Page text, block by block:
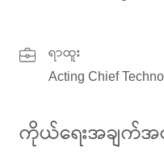
ရာထူး
Acting Chief
ကိုယ်ရေးအချက်